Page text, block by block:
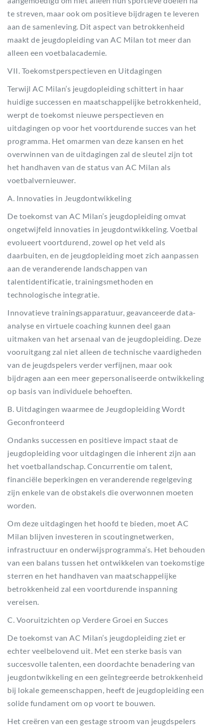
te streven, maar ook om positieve bijdragen te leveren
aan de samenleving. Dit aspect van betrokkenheid
maakt de jeugdopleiding van AC Milan tot meer dan
alleen een voetbalacademie.
VII. Toekomstperspectieven en Uitdagingen
Terwijl AC Milan’s jeugdopleiding schittert in haar
huidige successen en maatschappelijke betrokkenheid,
werpt de toekomst nieuwe perspectieven en
uitdagingen op voor het voortdurende succes van het
programma. Het omarmen van deze kansen en het
overwinnen van de uitdagingen zal de sleutel zijn tot
het handhaven van de status van AC Milan als
voetbalvernieuwer.
A. Innovaties in Jeugdontwikkeling
De toekomst van AC Milan’s jeugdopleiding omvat
ongetwijfeld innovaties in jeugdontwikkeling. Voetbal
evolueert voortdurend, zowel op het veld als
daarbuiten, en de jeugdopleiding moet zich aanpassen
aan de veranderende landschappen van
talentidentificatie, trainingsmethoden en
technologische integratie.
Innovatieve trainingsapparatuur, geavanceerde data-
analyse en virtuele coaching kunnen deel gaan
uitmaken van het arsenaal van de jeugdopleiding. Deze
vooruitgang zal niet alleen de technische vaardigheden
van de jeugdspelers verder verfijnen, maar ook
bijdragen aan een meer gepersonaliseerde ontwikkeling
op basis van individuele behoeften.
B. Uitdagingen waarmee de Jeugdopleiding Wordt
Geconfronteerd
Ondanks successen en positieve impact staat de
jeugdopleiding voor uitdagingen die inherent zijn aan
het voetballandschap. Concurrentie om talent,
financiële beperkingen en veranderende regelgeving
zijn enkele van de obstakels die overwonnen moeten
worden.
Om deze uitdagingen het hoofd te bieden, moet AC
Milan blijven investeren in scoutingnetwerken,
infrastructuur en onderwijsprogramma’s. Het behouden
van een balans tussen het ontwikkelen van toekomstige
sterren en het handhaven van maatschappelijke
betrokkenheid zal een voortdurende inspanning
vereisen.
C. Vooruitzichten op Verdere Groei en Succes
De toekomst van AC Milan’s jeugdopleiding ziet er
echter veelbelovend uit. Met een sterke basis van
succesvolle talenten, een doordachte benadering van
jeugdontwikkeling en een geïntegreerde betrokkenheid
bij lokale gemeenschappen, heeft de jeugdopleiding een
solide fundament om op voort te bouwen.
Het creëren van een gestage stroom van jeugdspelers